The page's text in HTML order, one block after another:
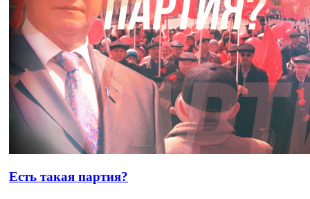
Есть такая партия?